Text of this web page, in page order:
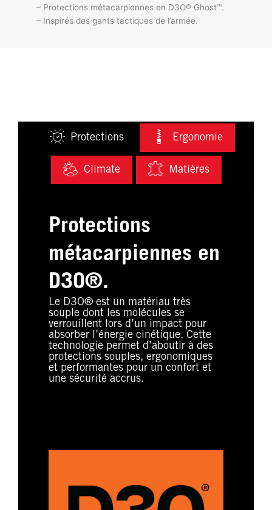
– Protections métacarpiennes en D3O® Ghost™.
– Inspirés des gants tactiques de l’armée.
Protections Ergonomie
Climate Matières
Protections
métacarpiennes en
D3O®.
Le D3O® est un matériau très
souple dont les molécules se
verrouillent lors d’un impact pour
absorber l’énergie cinétique. Cette
technologie permet d’aboutir à des
protections souples, ergonomiques
et performantes pour un confort et
une sécurité accrus.